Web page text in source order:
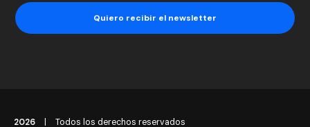
2026 Todos los derechos reservados